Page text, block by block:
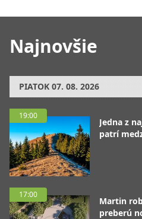
Najnovšie
PIATOK 07. 08. 2026
19:00
Jedna z
patrí
17:00
Martin
preberú